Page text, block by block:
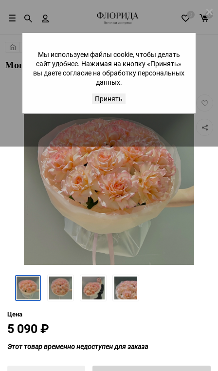
×
Мы используем файлы cookie, чтобы делать
сайт удобнее. Нажимая на кнопку «Принять»
вы даете согласие на обработку персональных
данных.
Принять
0
Моно из розы Esperance
Цена
5 090₽
Этот товар временно недоступен для заказа